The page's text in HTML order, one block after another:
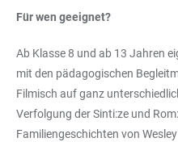
Für wen geeignet?
Ab Klasse 8 und ab 13 Jahren
mit den pädagogischen
Filmisch auf ganz
Verfolgung der Sinti:ze und
Familiengeschichten von